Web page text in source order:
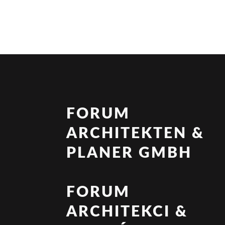
FORUM
ARCHITEKTEN &
PLANER GMBH
FORUM
ARCHITEKCI &